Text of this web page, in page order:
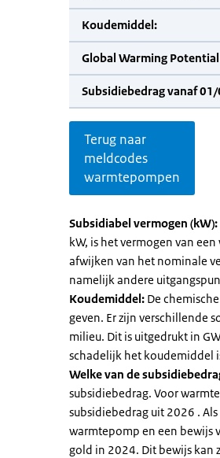
Koudemiddel:
Global Warming Potential
Subsidiebedrag vanaf
Terug naar
meldcodes
warmtepompen
Subsidiabel vermogen (kW):
kW, is het vermogen van
afwijken van het nominale
namelijk andere
Koudemiddel: De
geven. Er zijn verschillende
milieu. Dit is uitgedrukt in
schadelijk het koudemiddel
Welke van de
subsidiebedrag. Voor
subsidiebedrag uit 2026 .
warmtepomp en een bewijs
gold in 2024. Dit bewijs kan